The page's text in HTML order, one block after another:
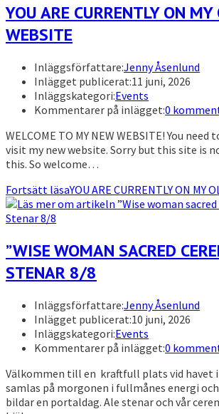
YOU ARE CURRENTLY ON MY
WEBSITE
Inläggsförfattare:Jenny Åsenlund
Inlägget publicerat:11 juni, 2026
Inläggskategori:Events
Kommentarer på inlägget:0
WELCOME TO MY NEW WEBSITE! You need
visit my new website. Sorry but this site is
this. So welcome…
Fortsätt läsaYOU ARE CURRENTLY ON MY
”WISE WOMAN SACRED
STENAR 8/8
Inläggsförfattare:Jenny Åsenlund
Inlägget publicerat:10 juni, 2026
Inläggskategori:Events
Kommentarer på inlägget:0
Välkommen till en kraftfull plats vid havet i
samlas på morgonen i fullmånes energi
bildar en portaldag. Ale stenar och vår